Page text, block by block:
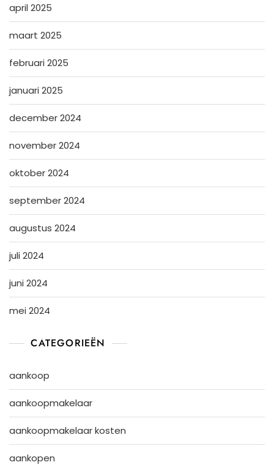
april 2025
maart 2025
februari 2025
januari 2025
december 2024
november 2024
oktober 2024
september 2024
augustus 2024
juli 2024
juni 2024
mei 2024
CATEGORIEËN
aankoop
aankoopmakelaar
aankoopmakelaar kosten
aankopen